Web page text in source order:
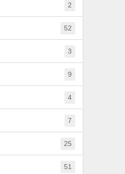
2
52
3
9
4
7
25
51